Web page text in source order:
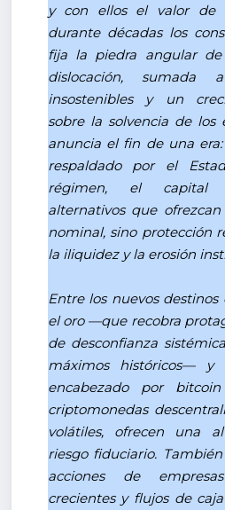
y con ellos el valor de
durante décadas los
fija la piedra angular
dislocación, sumada
insostenibles y un
sobre la solvencia de los
anuncia el fin de una
respaldado por el
régimen, el capital
alternativos que
nominal, sino protección
la iliquidez y la erosión
Entre los nuevos
el oro —que recobra
de desconfianza
máximos históricos— y
encabezado por
criptomonedas
volátiles, ofrecen una
riesgo fiduciario.
acciones de
crecientes y flujos de